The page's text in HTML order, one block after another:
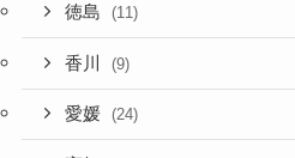
徳島 (11)
香川 (9)
愛媛 (24)